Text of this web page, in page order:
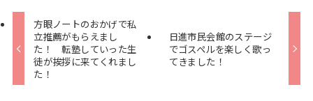
方眼ノートのおかげで私
立推薦がもらえまし
た！ 転塾していった生
徒が挨拶に来てくれまし
た！
日進市民会館のステージ
でゴスペルを楽しく歌っ
てきました！